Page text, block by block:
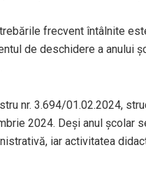
frecvent întâlnite
de deschidere a anului
nr. 3.694/01.02.2024,
2024. Deși anul școlar
iar activitatea